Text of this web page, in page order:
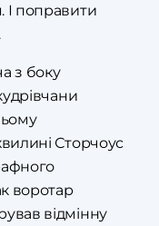
І поправити
з боку
Сторчоус
воротар
відмінну